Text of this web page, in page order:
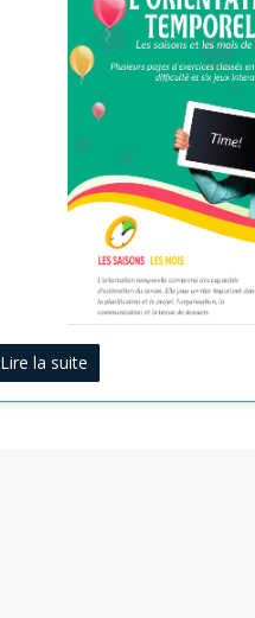
Lire la suite